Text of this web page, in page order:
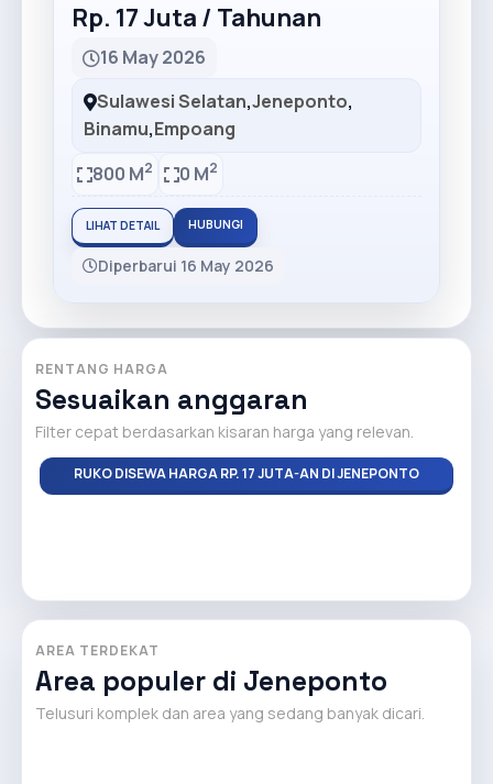
Rp. 17 Juta / Tahunan
16 May 2026
Sulawesi Selatan,Jeneponto,
Binamu,Empoang
800 M2 0 M2
LIHAT DETAIL HUBUNGI
Diperbarui 16 May 2026
RENTANG HARGA
Sesuaikan anggaran
Filter cepat berdasarkan kisaran harga yang relevan.
RUKO DISEWA HARGA RP. 17 JUTA-AN DI JENEPONTO
AREA TERDEKAT
Area populer di Jeneponto
Telusuri komplek dan area yang sedang banyak dicari.